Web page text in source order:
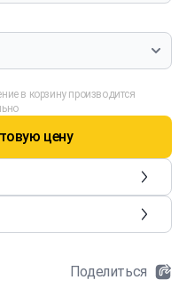
Поделиться
в корзину производится
цену